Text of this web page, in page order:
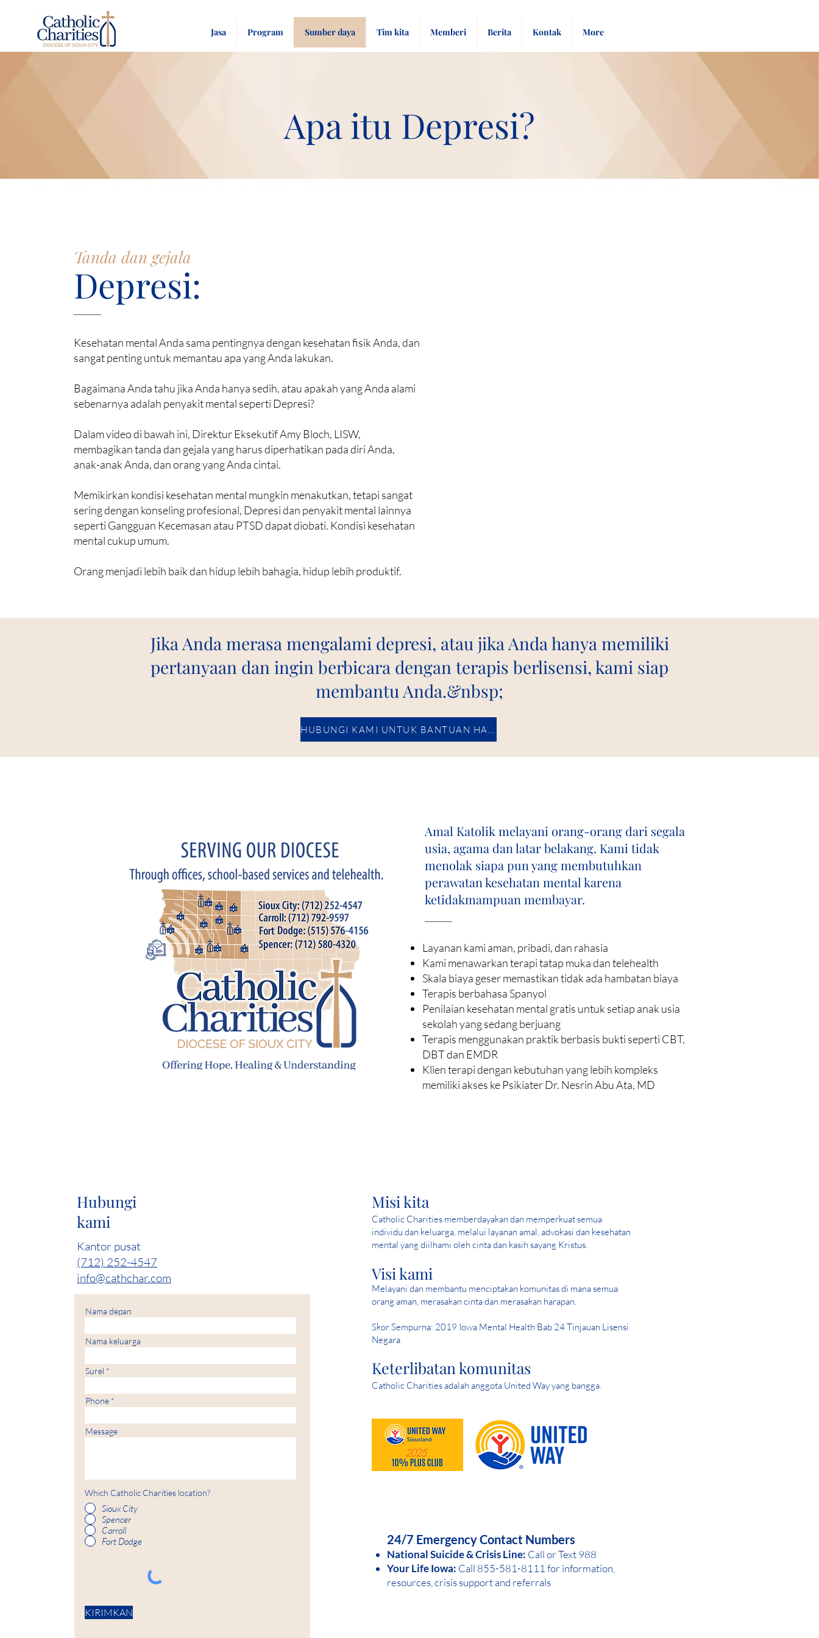
Jasa Program Sumber daya Tim kita Memberi Berita Kontak More
Apa itu Depresi?
Tanda dan gejala
Depresi:
Kesehatan mental Anda sama pentingnya dengan kesehatan fisik Anda, dan
sangat penting untuk memantau apa yang Anda lakukan.
Bagaimana Anda tahu jika Anda hanya sedih, atau apakah yang Anda alami
sebenarnya adalah penyakit mental seperti Depresi?
Dalam video di bawah ini, Direktur Eksekutif Amy Bloch, LISW,
membagikan tanda dan gejala yang harus diperhatikan pada diri Anda,
anak-anak Anda, dan orang yang Anda cintai.
Memikirkan kondisi kesehatan mental mungkin menakutkan, tetapi sangat
sering dengan konseling profesional, Depresi dan penyakit mental lainnya
seperti Gangguan Kecemasan atau PTSD dapat diobati. Kondisi kesehatan
mental cukup umum.
Orang menjadi lebih baik dan hidup lebih bahagia, hidup lebih produktif.
Jika Anda merasa mengalami depresi, atau jika Anda hanya memiliki
pertanyaan dan ingin berbicara dengan terapis berlisensi, kami siap
membantu Anda.&nbsp;
Amal Katolik melayani orang-orang dari segala
usia, agama dan latar belakang. Kami tidak
menolak siapa pun yang membutuhkan
perawatan kesehatan mental karena
ketidakmampuan membayar.
Layanan kami aman, pribadi, dan rahasia
Kami menawarkan terapi tatap muka dan telehealth
Skala biaya geser memastikan tidak ada hambatan biaya
Terapis berbahasa Spanyol
Penilaian kesehatan mental gratis untuk setiap anak usia
sekolah yang sedang berjuang
Terapis menggunakan praktik berbasis bukti seperti CBT,
DBT dan EMDR
Klien terapi dengan kebutuhan yang lebih kompleks
memiliki akses ke Psikiater Dr. Nesrin Abu Ata, MD
Hubungi
kami
Kantor pusat
(712) 252-4547
info@cathchar.com
Nama depan
Nama keluarga
Surel
Phone
Message
Which Catholic Charities location?
Sioux City
Spencer
Carroll
Fort Dodge
KIRIMKAN
Catholic Charities memberdayakan dan memperkuat semua
individu dan keluarga, melalui layanan amal, advokasi dan kesehatan
mental yang diilhami oleh cinta dan kasih sayang Kristus.
Misi kita
Visi kami
Melayani dan membantu menciptakan komunitas di mana semua
orang aman, merasakan cinta dan merasakan harapan.
Skor Sempurna: 2019 Iowa Mental Health Bab 24 Tinjauan Lisensi
Negara
Keterlibatan komunitas
Catholic Charities adalah anggota United Way yang bangga.
24/7 Emergency Contact Numbers
National Suicide &Crisis Line: Call or Text 988
Your Life Iowa: Call 855-581-81 11 for information,
resources, crisis support and referrals